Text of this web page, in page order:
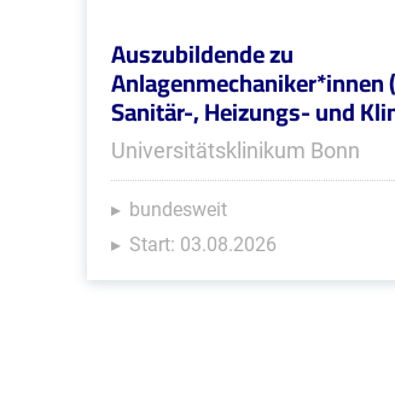
Auszubildende zu
Sanitär-, Heizungs- und
Universitätsklinikum Bonn
bundesweit
Start: 03.08.2026